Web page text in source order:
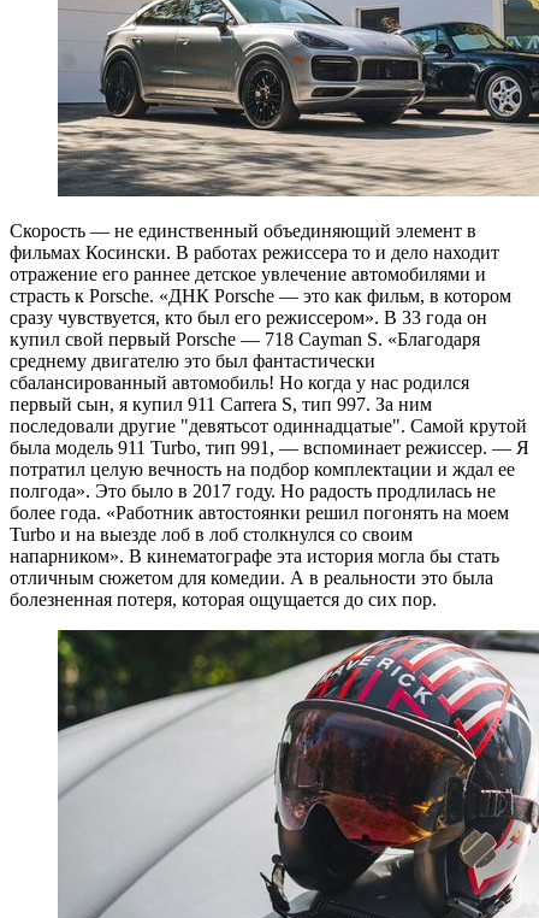
Скорость — не единственный объединяющий элемент в
фильмах Косински. В работах режиссера то и дело находит
отражение его раннее детское увлечение автомобилями и
страсть к Porsche. «ДНК Porsche — это как фильм, в котором
сразу чувствуется, кто был его режиссером». В 33 года он
купил свой первый Porsche — 718 Cayman S. «Благодаря
среднему двигателю это был фантастически
сбалансированный автомобиль! Но когда у нас родился
первый сын, я купил 911 Carrera S, тип 997. За ним
последовали другие "девятьсот одиннадцатые". Самой крутой
была модель 911 Turbo, тип 991, — вспоминает режиссер. — Я
потратил целую вечность на подбор комплектации и ждал ее
полгода». Это было в 2017 году. Но радость продлилась не
более года. «Работник автостоянки решил погонять на моем
Turbo и на выезде лоб в лоб столкнулся со своим
напарником». В кинематографе эта история могла бы стать
отличным сюжетом для комедии. А в реальности это была
болезненная потеря, которая ощущается до сих пор.